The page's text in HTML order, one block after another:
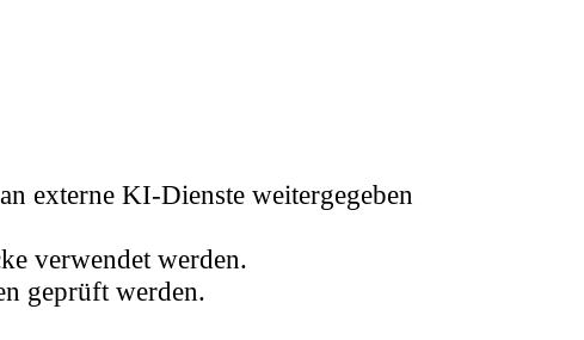
externe KI‑Dienste weitergegeben
verwendet werden.
geprüft werden.